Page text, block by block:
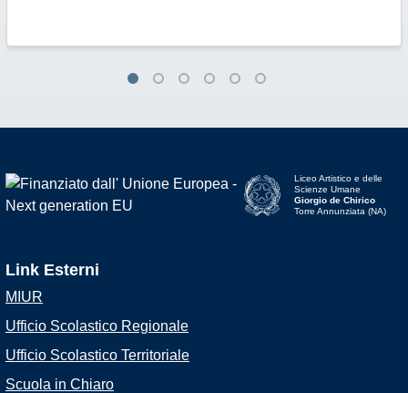
Liceo Artistico e delle
Scienze Umane
Giorgio de Chirico
Torre Annunziata (NA)
Link Esterni
MIUR
Ufficio Scolastico Regionale
Ufficio Scolastico Territoriale
Scuola in Chiaro